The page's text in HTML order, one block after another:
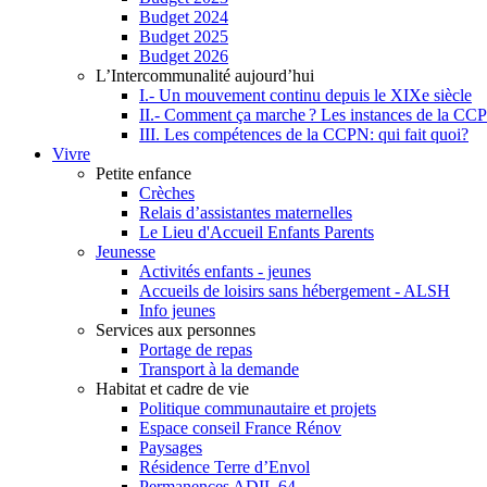
Budget 2024
Budget 2025
Budget 2026
L’Intercommunalité aujourd’hui
I.- Un mouvement continu depuis le XIXe siècle
II.- Comment ça marche ? Les instances de la
III. Les compétences de la CCPN: qui fait quoi?
Vivre
Petite enfance
Crèches
Relais d’assistantes maternelles
Le Lieu d'Accueil Enfants Parents
Jeunesse
Activités enfants - jeunes
Accueils de loisirs sans hébergement - ALSH
Info jeunes
Services aux personnes
Portage de repas
Transport à la demande
Habitat et cadre de vie
Politique communautaire et projets
Espace conseil France Rénov
Paysages
Résidence Terre d’Envol